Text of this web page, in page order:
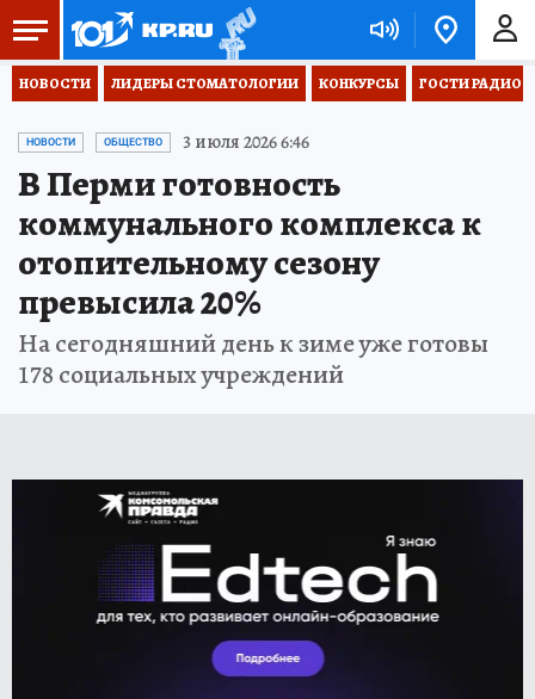
НОВОСТИ ЛИДЕРЫ СТОМАТОЛОГИИ КОНКУРСЫ ГОСТИ РАДИО
НОВОСТИ ОБЩЕСТВО 3 июля 2026 6:46
В Перми готовность
коммунального комплекса к
отопительному сезону
превысила 20%
На сегодняшний день к зиме уже готовы
178 социальных учреждений